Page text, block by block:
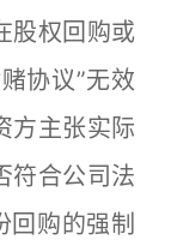
股权回购或
协议”无效
方主张实际
符合公司法
回购的强制